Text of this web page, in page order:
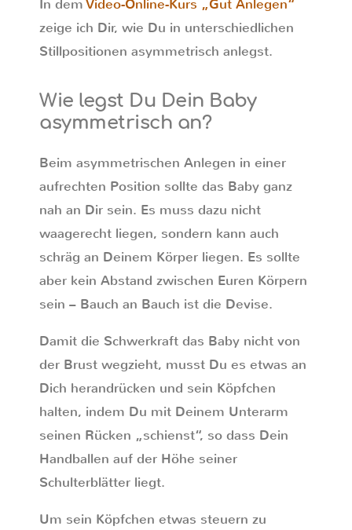
In demVideo-Online-Kurs „Gut Anlegen“
zeige ich Dir, wie Du in unterschiedlichen
Stillpositionen asymmetrisch anlegst.
Wie legst Du Dein Baby
asymmetrisch an?
Beim asymmetrischen Anlegen in einer
aufrechten Position sollte das Baby ganz
nah an Dir sein. Es muss dazu nicht
waagerecht liegen, sondern kann auch
schräg an Deinem Körper liegen. Es sollte
aber kein Abstand zwischen Euren Körpern
sein – Bauch an Bauch ist die Devise.
Damit die Schwerkraft das Baby nicht von
der Brust wegzieht, musst Du es etwas an
Dich herandrücken und sein Köpfchen
halten, indem Du mit Deinem Unterarm
seinen Rücken „schienst“, so dass Dein
Handballen auf der Höhe seiner
Schulterblätter liegt.
Um sein Köpfchen etwas steuern zu